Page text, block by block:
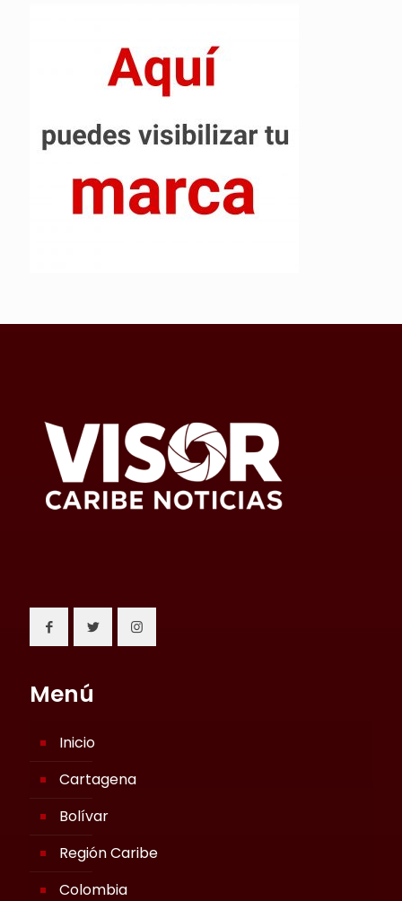
Menú
Inicio
Cartagena
Bolívar
Región Caribe
Colombia